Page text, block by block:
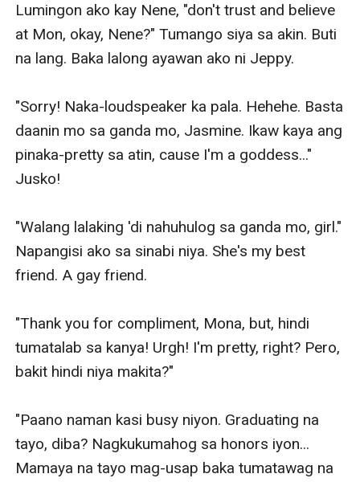
Lumingon ako kay Nene, "don't trust and believe
at Mon, okay, Nene?" Tumango siya sa akin. Buti
na lang. Baka lalong ayawan ako ni Jeppy.
"Sorry! Naka-loudspeaker ka pala. Hehehe. Basta
daanin mo sa ganda mo, Jasmine. Ikaw kaya ang
pinaka-pretty sa atin, cause I'm a goddess..."
Jusko!
"Walang lalaking 'di nahuhulog sa ganda mo, girl."
Napangisi ako sa sinabi niya. She's my best
friend. A gay friend.
"Thank you for compliment, Mona, but, hindi
tumatalab sa kanya! Urgh! I'm pretty, right? Pero,
bakit hindi niya makita?"
"Paano naman kasi busy niyon. Graduating na
tayo, diba? Nagkukumahog sa honors iyon...
Mamaya na tayo mag-usap baka tumatawag na